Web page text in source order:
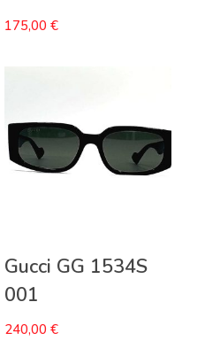
175,00€
Gucci GG 1534S
001
240,00€